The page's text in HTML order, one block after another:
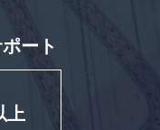
ート
上